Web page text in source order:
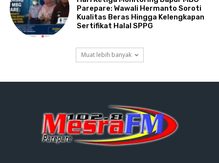
Parepare: Wawali Hermanto Soroti
Kualitas Beras Hingga Kelengkapan
Sertifikat Halal SPPG
Muat lebih banyak